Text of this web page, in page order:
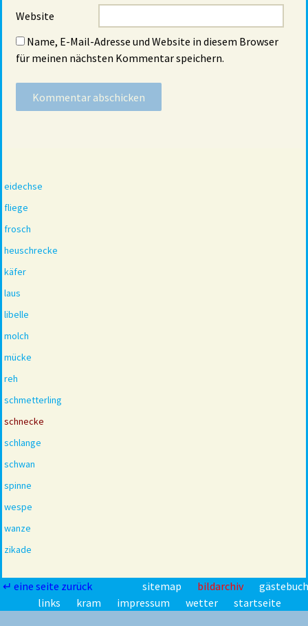
Website
Name, E-Mail-Adresse und Website in diesem Browser
für meinen nächsten Kommentar speichern.
eidechse
fliege
frosch
heuschrecke
käfer
laus
libelle
molch
mücke
reh
schmetterling
schnecke
schlange
schwan
spinne
wespe
wanze
zikade
↵ eine seite zurück sitemap bildarchiv
links
kram impressum wetter startseite